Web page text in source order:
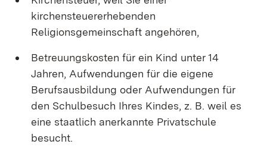
kirchensteuererhebenden
Religionsgemeinschaft angehören,
Betreuungskosten für ein Kind unter 14
Jahren, Aufwendungen für die eigene
Berufsausbildung oder Aufwendungen für
den Schulbesuch Ihres Kindes, z. B. weil es
eine staatlich anerkannte Privatschule
besucht.